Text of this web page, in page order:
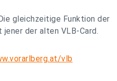
gleichzeitige Funktion der
der alten VLB-Card.
vlb